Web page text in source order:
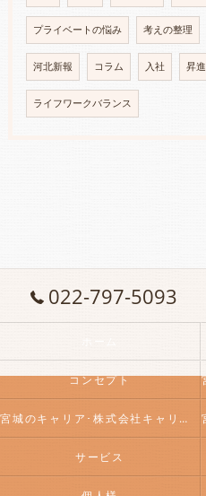
プライベートの悩み 考えの整理
河北新報 コラム 入社 昇進
ライフワークバランス
022-797-5093
コンセプト
宮城のキャリア･株式会社キャリアアシストの評判
サービス